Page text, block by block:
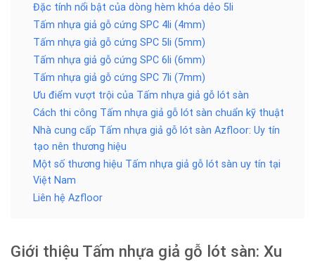
Đặc tính nổi bật của dòng hèm khóa dẻo 5li
Tấm nhựa giả gỗ cứng SPC 4li (4mm)
Tấm nhựa giả gỗ cứng SPC 5li (5mm)
Tấm nhựa giả gỗ cứng SPC 6li (6mm)
Tấm nhựa giả gỗ cứng SPC 7li (7mm)
Ưu điểm vượt trội của Tấm nhựa giả gỗ lót sàn
Cách thi công Tấm nhựa giả gỗ lót sàn chuẩn kỹ thuật
Nhà cung cấp Tấm nhựa giả gỗ lót sàn Azfloor: Uy tín
tạo nên thương hiệu
Một số thương hiệu Tấm nhựa giả gỗ lót sàn uy tín tại
Việt Nam
Liên hệ Azfloor
Giới thiệu Tấm nhựa giả gỗ lót sàn: Xu